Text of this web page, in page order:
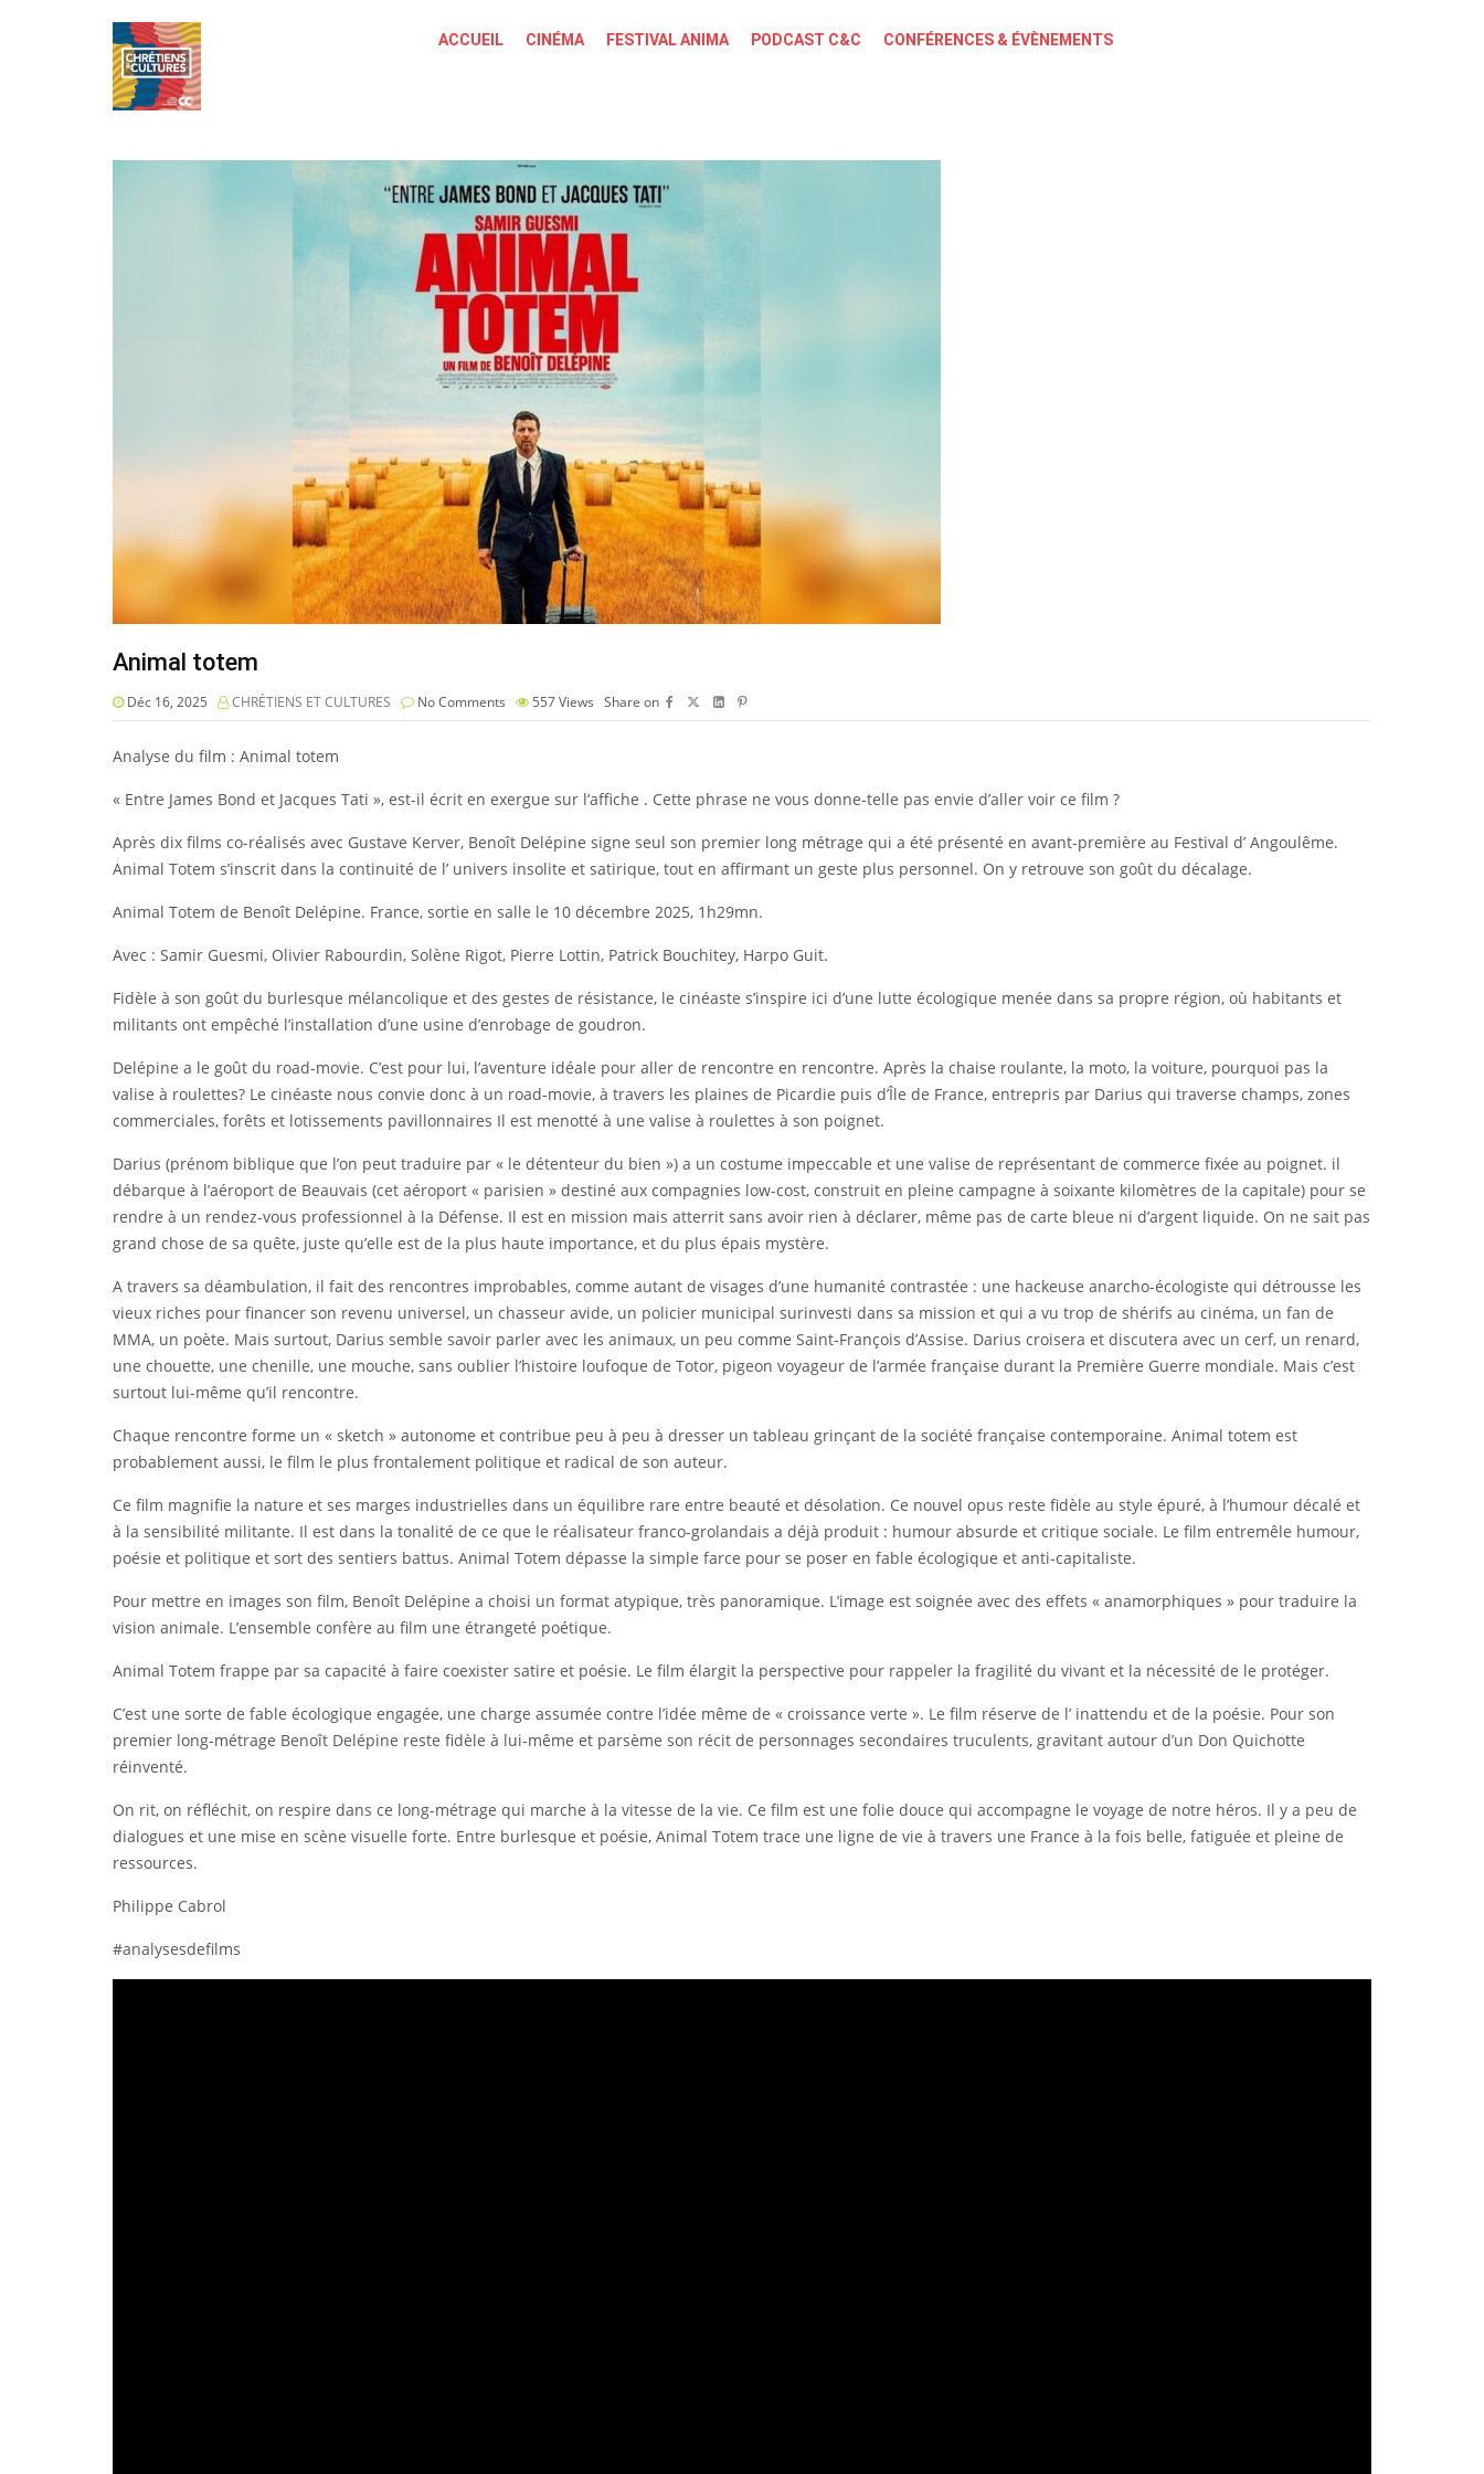
ACCUEIL CINÉMA FESTIVAL ANIMA PODCAST C&C CONFÉRENCES & ÉVÈNEMENTS
Animal totem
Déc 16, 2025 CHRÉTIENS ET CULTURES No Comments 557Views Share on
Analyse du film : Animal totem
« Entre James Bond et Jacques Tati », est-il écrit en exergue sur l’affiche . Cette phrase ne vous donne-telle pas envie d’aller voir ce film ?
Après dix films co-réalisés avec Gustave Kerver, Benoît Delépine signe seul son premier long métrage qui a été présenté en avant-première au Festival d’ Angoulême.
Animal Totem s’inscrit dans la continuité de l’ univers insolite et satirique, tout en affirmant un geste plus personnel. On y retrouve son goût du décalage.
Animal Totem de Benoît Delépine. France, sortie en salle le 10 décembre 2025, 1h29mn.
Avec : Samir Guesmi, Olivier Rabourdin, Solène Rigot, Pierre Lottin, Patrick Bouchitey, Harpo Guit.
Fidèle à son goût du burlesque mélancolique et des gestes de résistance, le cinéaste s’inspire ici d’une lutte écologique menée dans sa propre région, où habitants et
militants ont empêché l’installation d’une usine d’enrobage de goudron.
Delépine a le goût du road-movie. C’est pour lui, l’aventure idéale pour aller de rencontre en rencontre. Après la chaise roulante, la moto, la voiture, pourquoi pas la
valise à roulettes? Le cinéaste nous convie donc à un road-movie, à travers les plaines de Picardie puis d’Île de France, entrepris par Darius qui traverse champs, zones
commerciales, forêts et lotissements pavillonnaires Il est menotté à une valise à roulettes à son poignet.
Darius (prénom biblique que l’on peut traduire par « le détenteur du bien ») a un costume impeccable et une valise de représentant de commerce fixée au poignet. il
débarque à l’aéroport de Beauvais (cet aéroport « parisien » destiné aux compagnies low-cost, construit en pleine campagne à soixante kilomètres de la capitale) pour se
rendre à un rendez-vous professionnel à la Défense. Il est en mission mais atterrit sans avoir rien à déclarer, même pas de carte bleue ni d’argent liquide. On ne sait pas
grand chose de sa quête, juste qu’elle est de la plus haute importance, et du plus épais mystère.
A travers sa déambulation, il fait des rencontres improbables, comme autant de visages d’une humanité contrastée : une hackeuse anarcho-écologiste qui détrousse les
vieux riches pour financer son revenu universel, un chasseur avide, un policier municipal surinvesti dans sa mission et qui a vu trop de shérifs au cinéma, un fan de
MMA, un poète. Mais surtout, Darius semble savoir parler avec les animaux, un peu comme Saint-François d’Assise. Darius croisera et discutera avec un cerf, un renard,
une chouette, une chenille, une mouche, sans oublier l’histoire loufoque de Totor, pigeon voyageur de l’armée française durant la Première Guerre mondiale. Mais c’est
surtout lui-même qu’il rencontre.
Chaque rencontre forme un « sketch » autonome et contribue peu à peu à dresser un tableau grinçant de la société française contemporaine. Animal totem est
probablement aussi, le film le plus frontalement politique et radical de son auteur.
Ce film magnifie la nature et ses marges industrielles dans un équilibre rare entre beauté et désolation. Ce nouvel opus reste fidèle au style épuré, à l’humour décalé et
à la sensibilité militante. Il est dans la tonalité de ce que le réalisateur franco-grolandais a déjà produit : humour absurde et critique sociale. Le film entremêle humour,
poésie et politique et sort des sentiers battus. Animal Totem dépasse la simple farce pour se poser en fable écologique et anti-capitaliste.
Pour mettre en images son film, Benoît Delépine a choisi un format atypique, très panoramique. L’image est soignée avec des effets « anamorphiques » pour traduire la
vision animale. L’ensemble confère au film une étrangeté poétique.
Animal Totem frappe par sa capacité à faire coexister satire et poésie. Le film élargit la perspective pour rappeler la fragilité du vivant et la nécessité de le protéger.
C’est une sorte de fable écologique engagée, une charge assumée contre l’idée même de « croissance verte ». Le film réserve de l’ inattendu et de la poésie. Pour son
premier long-métrage Benoît Delépine reste fidèle à lui-même et parsème son récit de personnages secondaires truculents, gravitant autour d’un Don Quichotte
réinventé.
On rit, on réfléchit, on respire dans ce long-métrage qui marche à la vitesse de la vie. Ce film est une folie douce qui accompagne le voyage de notre héros. Il y a peu de
dialogues et une mise en scène visuelle forte. Entre burlesque et poésie, Animal Totem trace une ligne de vie à travers une France à la fois belle, fatiguée et pleine de
ressources.
Philippe Cabrol
#analysesdefilms